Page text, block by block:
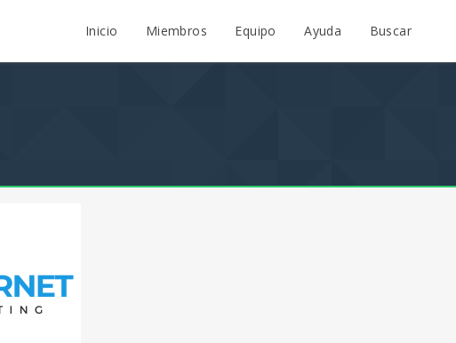
Inicio Miembros Equipo Ayuda Buscar